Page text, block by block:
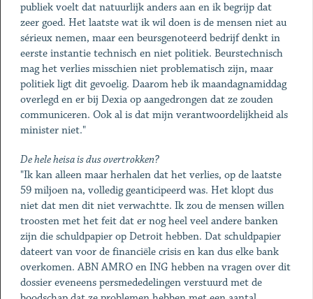
publiek voelt dat natuurlijk anders aan en ik begrijp dat
zeer goed. Het laatste wat ik wil doen is de mensen niet au
sérieux nemen, maar een beursgenoteerd bedrijf denkt in
eerste instantie technisch en niet politiek. Beurstechnisch
mag het verlies misschien niet problematisch zijn, maar
politiek ligt dit gevoelig. Daarom heb ik maandagnamiddag
overlegd en er bij Dexia op aangedrongen dat ze zouden
communiceren. Ook al is dat mijn verantwoordelijkheid als
minister niet."
De hele heisa is dus overtrokken?
"Ik kan alleen maar herhalen dat het verlies, op de laatste
59 miljoen na, volledig geanticipeerd was. Het klopt dus
niet dat men dit niet verwachtte. Ik zou de mensen willen
troosten met het feit dat er nog heel veel andere banken
zijn die schuldpapier op Detroit hebben. Dat schuldpapier
dateert van voor de financiële crisis en kan dus elke bank
overkomen. ABN AMRO en ING hebben na vragen over dit
dossier eveneens persmededelingen verstuurd met de